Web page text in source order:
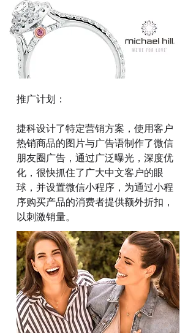
推广计划：
捷科设计了特定营销方案，使用客户
热销商品的图片与广告语制作了微信
朋友圈广告，通过广泛曝光，深度优
化，很快抓住了广大中文客户的眼
球，并设置微信小程序，为通过小程
序购买产品的消费者提供额外折扣，
以刺激销量。